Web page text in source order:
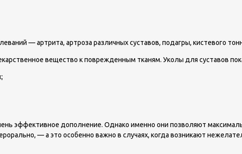
— артрита, артроза различных суставов, подагры, кистевого
вещество к поврежденным тканям. Уколы для суставов
эффективное дополнение. Однако именно они позволяют
— а это особенно важно в случаях, когда возникают